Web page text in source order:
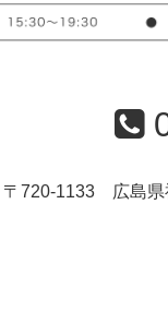
〒720-1133 広島県